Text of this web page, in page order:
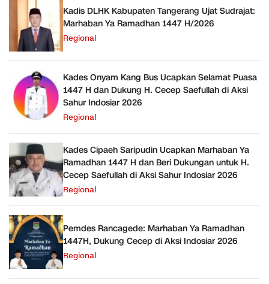
Kadis DLHK Kabupaten Tangerang Ujat Sudrajat:
Marhaban Ya Ramadhan 1447 H/2026
Regional
Kades Onyam Kang Bus Ucapkan Selamat Puasa
1447 H dan Dukung H. Cecep Saefullah di Aksi
Sahur Indosiar 2026
Regional
Kades Cipaeh Saripudin Ucapkan Marhaban Ya
Ramadhan 1447 H dan Beri Dukungan untuk H.
Cecep Saefullah di Aksi Sahur Indosiar 2026
Regional
Pemdes Rancagede: Marhaban Ya Ramadhan
1447H, Dukung Cecep di Aksi Indosiar 2026
Regional